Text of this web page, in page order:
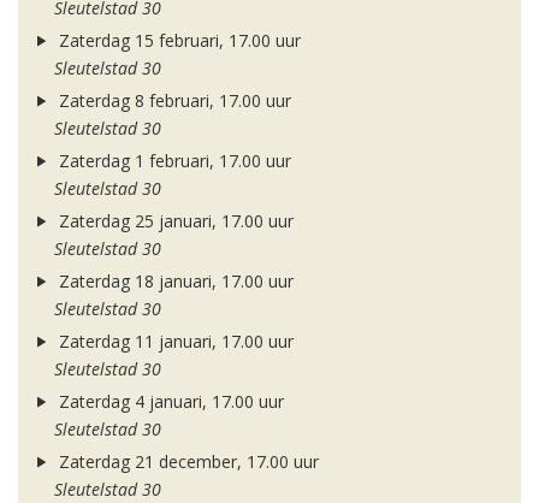
Sleutelstad 30
Zaterdag 15 februari, 17.00 uur
Sleutelstad 30
Zaterdag 8 februari, 17.00 uur
Sleutelstad 30
Zaterdag 1 februari, 17.00 uur
Sleutelstad 30
Zaterdag 25 januari, 17.00 uur
Sleutelstad 30
Zaterdag 18 januari, 17.00 uur
Sleutelstad 30
Zaterdag 11 januari, 17.00 uur
Sleutelstad 30
Zaterdag 4 januari, 17.00 uur
Sleutelstad 30
Zaterdag 21 december, 17.00 uur
Sleutelstad 30